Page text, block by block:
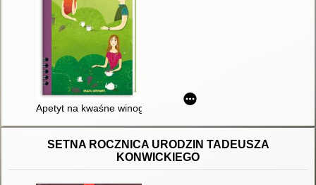
Apetyt na kwaśne winogrona
SETNA ROCZNICA URODZIN TADEUSZA
KONWICKIEGO